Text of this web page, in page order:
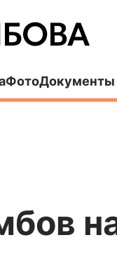
Фото